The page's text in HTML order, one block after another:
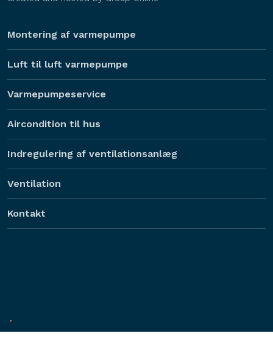
Montering af varmepumpe
Luft til luft varmepumpe
Varmepumpeservice
Aircondition til hus
Indregulering af ventilationsanlæg
Ventilation
Kontakt